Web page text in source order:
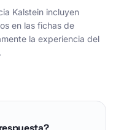
Kalstein incluyen
en las fichas de
la experiencia del